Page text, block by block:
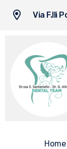
Via F.lli
Home